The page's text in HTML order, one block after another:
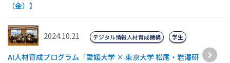
（金）】
2024.10.21
AI人材育成プログラム「愛媛大学 × 東京大学 松尾・岩澤研
デジタル情報人材育成機構 学生